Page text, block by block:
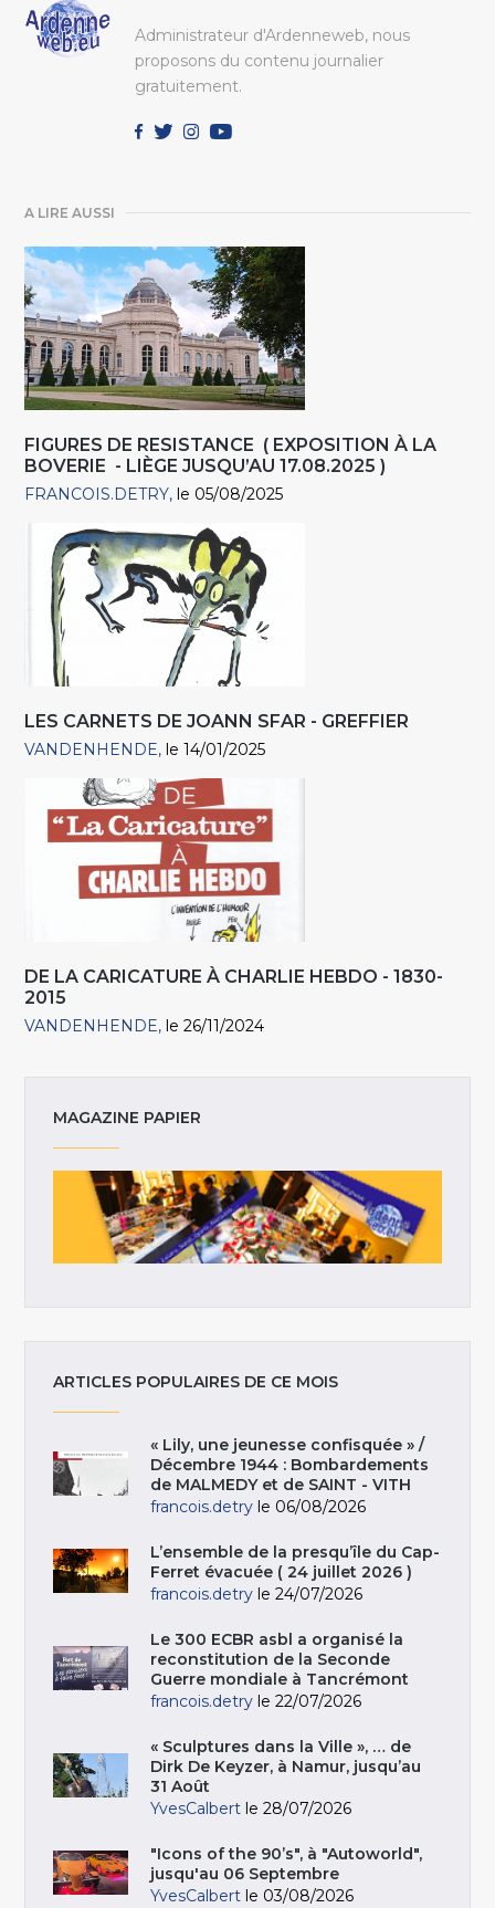
Administrateur d'Ardenneweb, nous
proposons du contenu journalier
gratuitement.
A LIRE AUSSI
FIGURES DE RESISTANCE ( EXPOSITION À LA
BOVERIE - LIÈGE JUSQU’AU 17.08.2025 )
FRANCOIS.DETRY le 05/08/2025
LES CARNETS DE JOANN SFAR - GREFFIER
VANDENHENDE le 14/01/2025
DE LA CARICATURE À CHARLIE HEBDO - 1830-
2015
VANDENHENDE le 26/11/2024
MAGAZINE PAPIER
ARTICLES POPULAIRES DE CE MOIS
« Lily, une jeunesse confisquée » /
Décembre 1944 : Bombardements
de MALMEDY et de SAINT - VITH
francois.detry le 06/08/2026
L’ensemble de la presqu’île du Cap-
Ferret évacuée ( 24 juillet 2026 )
francois.detry le 24/07/2026
Le 300 ECBR asbl a organisé la
reconstitution de la Seconde
Guerre mondiale à Tancrémont
francois.detry le 22/07/2026
« Sculptures dans la Ville », … de
Dirk De Keyzer, à Namur, jusqu’au
31 Août
YvesCalbert le 28/07/2026
"Icons of the 90’s", à "Autoworld",
jusqu'au 06 Septembre
YvesCalbert le 03/08/2026